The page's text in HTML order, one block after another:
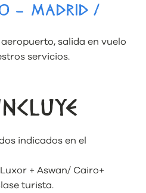
– MADRID /
salida en vuelo
servicios.
indicados en el
+ Aswan/ Cairo+
turista.